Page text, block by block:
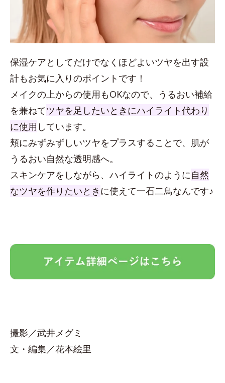
保湿ケアとしてだけでなくほどよいツヤを出す設
計もお気に入りのポイントです！
メイクの上からの使用もOKなので、うるおい補給
を兼ねてツヤを足したいときにハイライト代わり
に使用 しています。
頬にみずみずしいツヤをプラスすることで、肌が
うるおい自然な透明感へ。
スキンケアをしながら、ハイライトのように自然
なツヤを作りたいとき に使えて一石二鳥なんです♪
撮影／武井メグミ
文・編集／花本絵里